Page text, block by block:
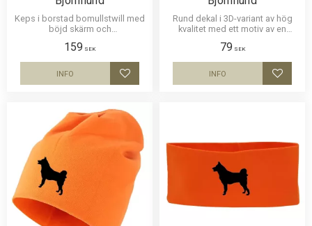
Keps i borstad bomullstwill med
böjd skärm och
siluettmotiv av en Karelsk
Björnhund.
159 SEK
Lägg till i favoriter
INFO
Rund dekal i 3D-variant av hög
kvalitet med ett motiv av en
storlekar 10 cm , 15 cm och 30
cm i diameter.
79 SEK
Lägg
INFO